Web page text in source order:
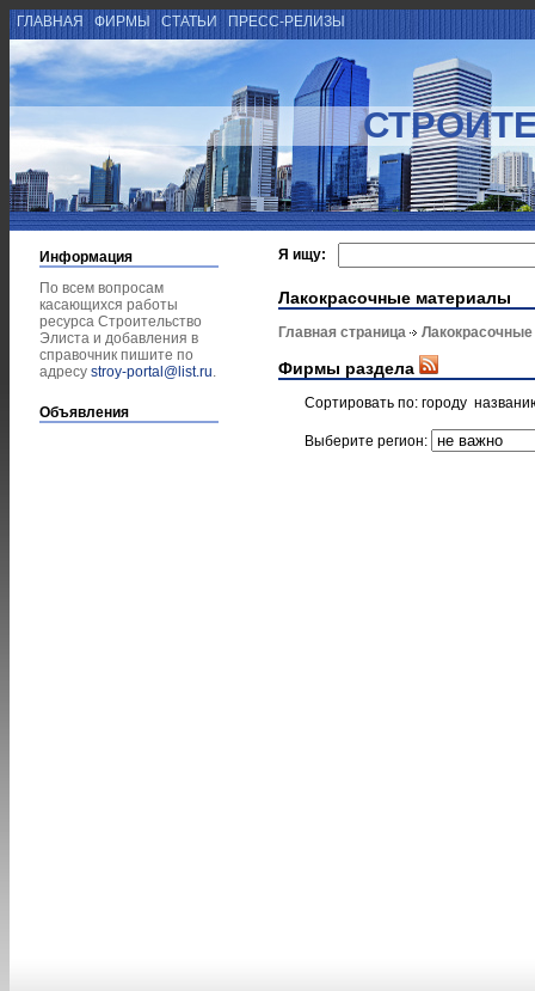
ГЛАВНАЯ ФИРМЫ СТАТЬИ ПРЕСС-РЕЛИЗЫ
Информация
По всем вопросам
касающихся работы
ресурса Строительство
Элиста и добавления в
справочник пишите по
адресу stroy-portal@list.ru.
Объявления
Я ищу:
Лакокрасочные материалы
Главная страница
Фирмы раздела
Сортировать по: городу
Выберите регион: